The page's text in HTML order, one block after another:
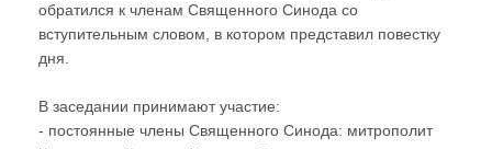
обратился к членам Священного Синода со
вступительным словом, в котором представил повестку
дня.
В заседании принимают участие:
- постоянные члены Священного Синода: митрополит